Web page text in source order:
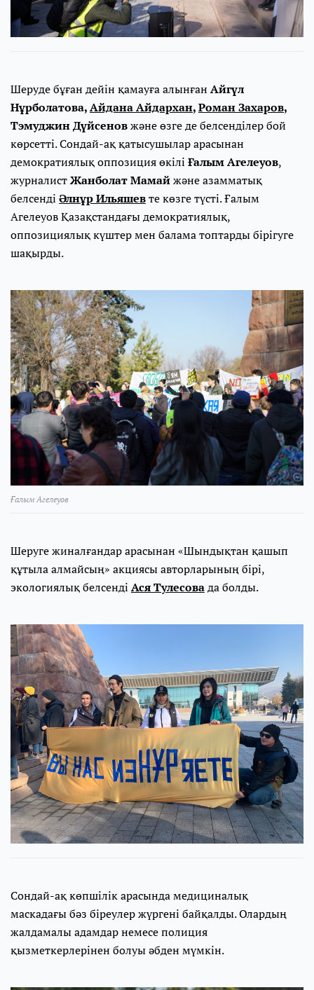
Шеруде бұған дейін қамауға алынған Айгүл
Нұрболатова,Айдана Айдархан,Роман Захаров,
Тэмуджин Дүйсеновжәне өзге де белсенділер бой
көрсетті. Сондай-ақ қатысушылар арасынан
демократиялық оппозиция өкілі Ғалым Агелеуов,
журналистЖанболат Мамайжәне азамматық
белсенді Әлнұр Ильяшевте көзге түсті. Ғалым
Агелеуов Қазақстандағы демократиялық,
оппозициялық күштер мен балама топтарды бірігуге
шақырды.
Ғалым Агелеуов
Шеруге жиналғандар арасынан «Шындықтан қашып
құтыла алмайсың» акциясы авторларының бірі,
экологиялық белсенді Ася Тулесовада болды.
Сондай-ақ көпшілік арасында медициналық
маскадағы бәз біреулер жүргені байқалды. Олардың
жалдамалы адамдар немесе полиция
қызметкерлерінен болуы әбден мүмкін.